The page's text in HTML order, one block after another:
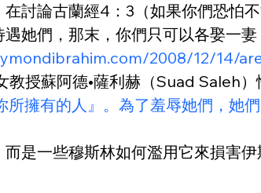
討論古蘭經4：3（如果你們恐怕
她們，那末，你們只可以各娶一
2008/12/14/
授蘇阿德•薩利赫（Suad Saleh）
有的人』。為了羞辱她們，她
是一些穆斯林如何濫用它來損害